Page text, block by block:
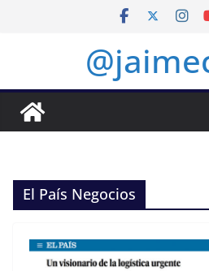
El País Negocios